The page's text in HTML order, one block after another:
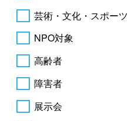
芸術・文化・スポーツ
NPO対象
高齢者
障害者
展示会